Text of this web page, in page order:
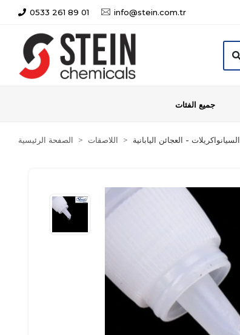
0533 261 89 01 info@stein.com.tr
جميع الفئات
الصفحة الرئيسية اللاصقات السيانواكريلات - العجائن اليابانية